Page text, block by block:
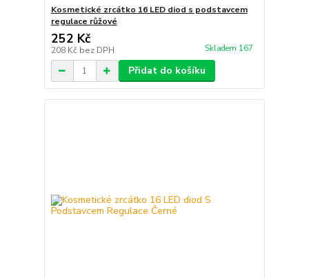
Kosmetické zrcátko 16 LED diod s podstavcem
regulace růžové
252 Kč
208 Kč bez DPH Skladem 167
Přidat do košíku